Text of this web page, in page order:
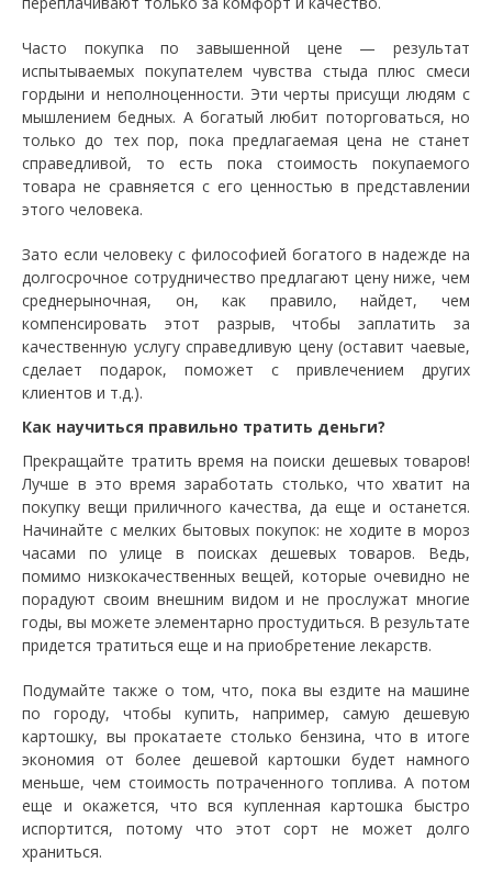
Часто покупка по завышенной цене — результат
испытываемых покупателем чувства стыда плюс смеси
гордыни и неполноценности. Эти черты присущи людям с
мышлением бедных. А богатый любит поторговаться, но
только до тех пор, пока предлагаемая цена не станет
справедливой, то есть пока стоимость покупаемого
товара не сравняется с его ценностью в представлении
этого человека.
Зато если человеку с философией богатого в надежде на
долгосрочное сотрудничество предлагают цену ниже, чем
среднерыночная, он, как правило, найдет, чем
компенсировать этот разрыв, чтобы заплатить за
качественную услугу справедливую цену (оставит чаевые,
сделает подарок, поможет с привлечением других
клиентов и т.д.).
Как научиться правильно тратить деньги?
Прекращайте тратить время на поиски дешевых товаров!
Лучше в это время заработать столько, что хватит на
покупку вещи приличного качества, да еще и останется.
Начинайте с мелких бытовых покупок: не ходите в мороз
часами по улице в поисках дешевых товаров. Ведь,
помимо низкокачественных вещей, которые очевидно не
порадуют своим внешним видом и не прослужат многие
годы, вы можете элементарно простудиться. В результате
придется тратиться еще и на приобретение лекарств.
Подумайте также о том, что, пока вы ездите на машине
по городу, чтобы купить, например, самую дешевую
картошку, вы прокатаете столько бензина, что в итоге
экономия от более дешевой картошки будет намного
меньше, чем стоимость потраченного топлива. А потом
еще и окажется, что вся купленная картошка быстро
испортится, потому что этот сорт не может долго
храниться.